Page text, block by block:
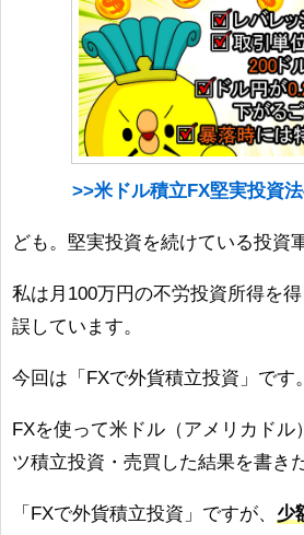
>>米ドル積立FX堅実投資
ども。堅実投資を続けている投資
私は月100万円の不労投資所得を
誤しています。
今回は「FXで外貨積立投資」です。
FXを使って米ドル（アメリカドル
ツ積立投資・売買した結果を書き
「FXで外貨積立投資」ですが、 少